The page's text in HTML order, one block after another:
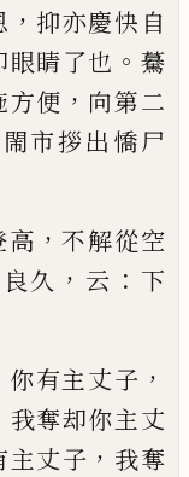
， 抑亦慶快自
眼睛了也 。 驀
方便 ， 向第二
閙市拶出憍尸
高 ，不解從空
良久 ， 云 ： 下
你有主丈子 ，
我奪却你主丈
主丈子 ， 我奪